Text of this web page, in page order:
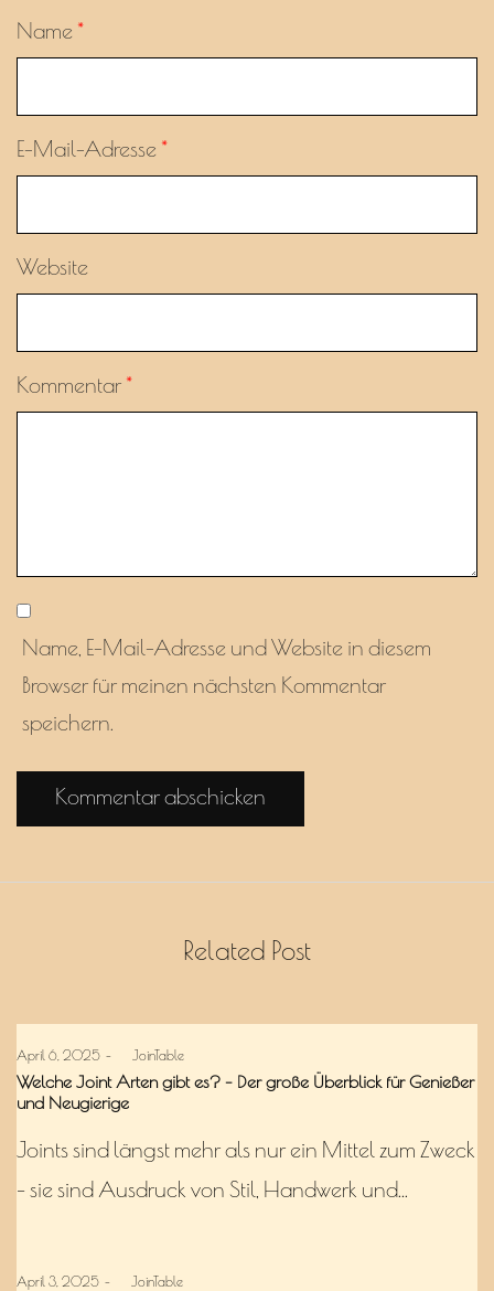
Name *
E-Mail-Adresse *
Website
Kommentar *
Name, E-Mail-Adresse und Website in diesem
Browser für meinen nächsten Kommentar
speichern.
Related Post
Posted
on
April 6, 2025 byJoinTable
Welche Joint Arten gibt es? – Der große Überblick für Genießer
und Neugierige
Joints sind längst mehr als nur ein Mittel zum Zweck
– sie sind Ausdruck von Stil, Handwerk und…
Posted
April 3, 2025 byJoinTable